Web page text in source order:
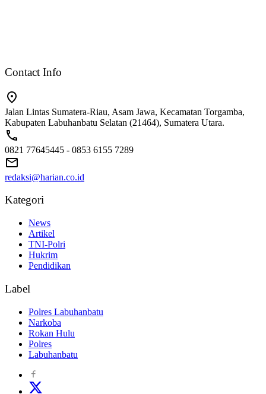
Contact Info
Jalan Lintas Sumatera-Riau, Asam Jawa, Kecamatan Torgamba,
Kabupaten Labuhanbatu Selatan (21464), Sumatera Utara.
0821 77645445 - 0853 6155 7289
redaksi@harian.co.id
Kategori
News
Artikel
TNI-Polri
Hukrim
Pendidikan
Label
Polres Labuhanbatu
Narkoba
Rokan Hulu
Polres
Labuhanbatu